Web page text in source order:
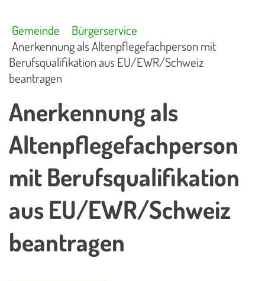
Gemeinde
Bürgerservice
Anerkennung als Altenpflegefachperson mit
Berufsqualifikation aus EU/EWR/Schweiz
beantragen
Anerkennung als
Altenpflegefachperson
mit Berufsqualifikation
aus EU/EWR/Schweiz
beantragen